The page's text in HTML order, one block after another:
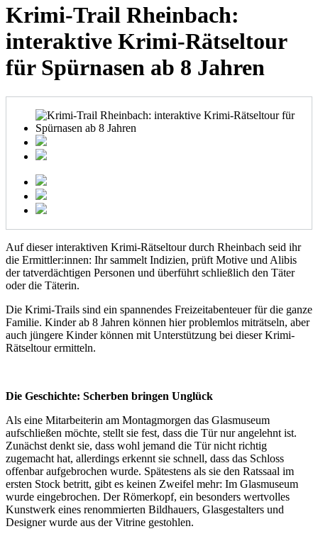
Krimi-Trail Rheinbach:
interaktive Krimi-Rätseltour
für Spürnasen ab 8 Jahren
Auf dieser interaktiven Krimi-Rätseltour durch Rheinbach seid ihr
die Ermittler:innen: Ihr sammelt Indizien, prüft Motive und Alibis
der tatverdächtigen Personen und überführt schließlich den Täter
oder die Täterin.
Die Krimi-Trails sind ein spannendes Freizeitabenteuer für die ganze
Familie. Kinder ab 8 Jahren können hier problemlos miträtseln, aber
auch jüngere Kinder können mit Unterstützung bei dieser Krimi-
Rätseltour ermitteln.
Die Geschichte: Scherben bringen Unglück
Als eine Mitarbeiterin am Montagmorgen das Glasmuseum
aufschließen möchte, stellt sie fest, dass die Tür nur angelehnt ist.
Zunächst denkt sie, dass wohl jemand die Tür nicht richtig
zugemacht hat, allerdings erkennt sie schnell, dass das Schloss
offenbar aufgebrochen wurde. Spätestens als sie den Ratssaal im
ersten Stock betritt, gibt es keinen Zweifel mehr: Im Glasmuseum
wurde eingebrochen. Der Römerkopf, ein besonders wertvolles
Kunstwerk eines renommierten Bildhauers, Glasgestalters und
Designer wurde aus der Vitrine gestohlen.